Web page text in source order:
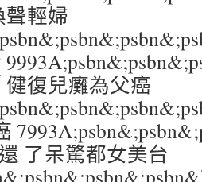
聲輕婦
復兒癱為父癌
了呆驚都女美台